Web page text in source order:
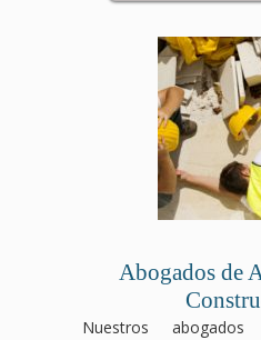
Abogados de
Nuestros